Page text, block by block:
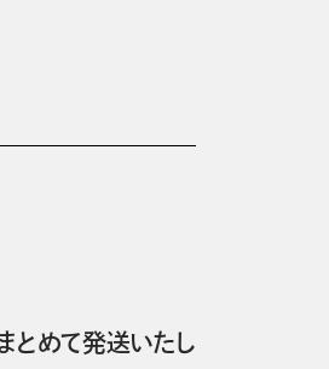
とめて発送いたし